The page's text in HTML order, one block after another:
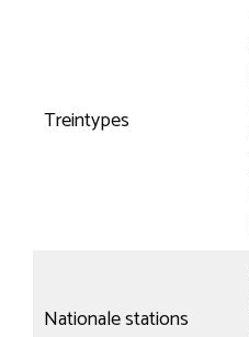
Treintypes
Nationale stations